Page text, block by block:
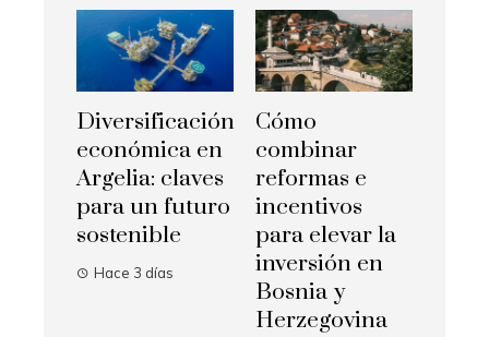
Diversificación
económica en
Argelia: claves
para un futuro
sostenible
Hace 3 días
Cómo
combinar
reformas e
incentivos
para elevar la
inversión en
Bosnia y
Herzegovina